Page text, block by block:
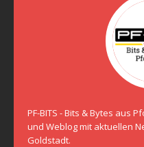
PF-BITS - Bits & Bytes aus
und Weblog mit aktuellen
Goldstadt.